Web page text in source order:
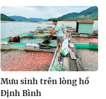
Mưu sinh trên lòng hồ
Định Bình